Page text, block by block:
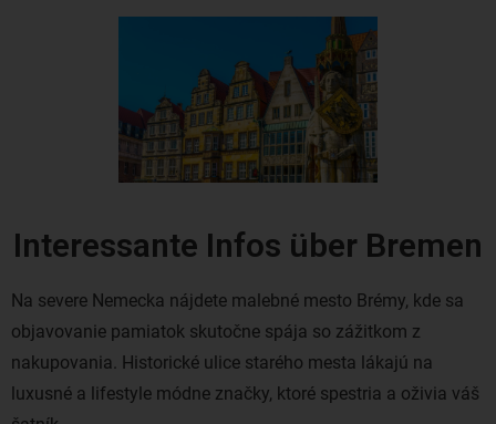
Interessante Infos über Bremen
Na severe Nemecka nájdete malebné mesto Brémy, kde sa
objavovanie pamiatok skutočne spája so zážitkom z
nakupovania. Historické ulice starého mesta lákajú na
luxusné a lifestyle módne značky, ktoré spestria a oživia váš